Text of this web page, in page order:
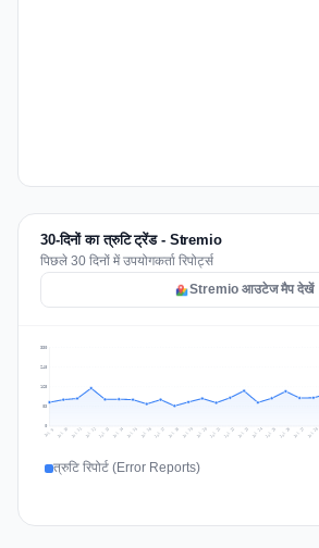
30-दिनों का त्रुटि ट्रेंड - Stremio
पिछले 30 दिनों में उपयोगकर्ता रिपोर्ट्स
Stremio आउटेज मैप देखें
83
165
248
330
Jul 9 Jul 10 Jul 11 Jul 12 Jul 13 Jul 14 Jul 15 Jul 16 Jul 17 Jul 18 Jul 19 Jul 20 Jul 21 Jul 22 Jul 23 Jul 24 Jul 25 Jul 26 Jul 27 Jul 28
त्रुटि रिपोर्ट (Error Reports)